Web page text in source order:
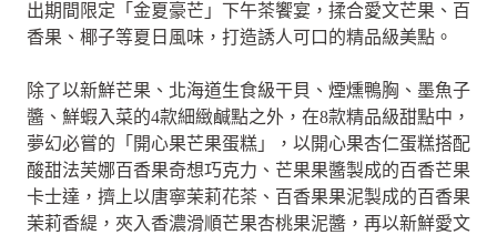
出期間限定「金夏豪芒」下午茶饗宴，揉合愛文芒果、百
香果、椰子等夏日風味，打造誘人可口的精品級美點。
除了以新鮮芒果、北海道生食級干貝、煙燻鴨胸、墨魚子
醬、鮮蝦入菜的4款細緻鹹點之外，在8款精品級甜點中，
夢幻必嘗的「開心果芒果蛋糕」，以開心果杏仁蛋糕搭配
酸甜法芙娜百香果奇想巧克力、芒果果醬製成的百香芒果
卡士達，擠上以唐寧茉莉花茶、百香果果泥製成的百香果
茉莉香緹，夾入香濃滑順芒果杏桃果泥醬，再以新鮮愛文